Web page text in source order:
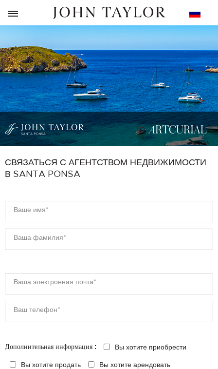
НАЗАД
СВЯЗАТЬСЯ С АГЕНТСТВОМ НЕДВИЖИМОСТИ
В SANTA PONSA
Дополнительная информация : Вы хотите приобрести
Вы хотите продать Вы хотите арендовать